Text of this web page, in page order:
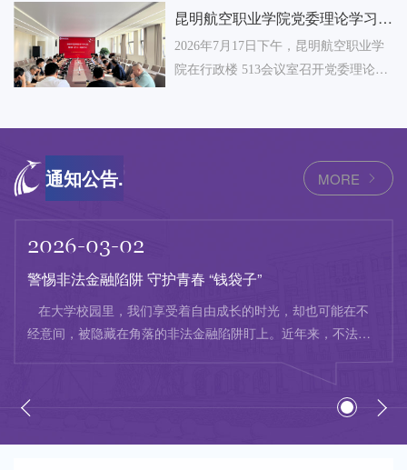
力、促进学校内涵式高质量发展，昆明
圆满开展为期5天的期末教职工集中培
训。
座谈会由校长范德华主持。学校党委书
记仲新、校长范德华、教务处、继续教
育学院相关负责人参会座谈。
昆明航空职业学院党委理论学习中
心组 开展第3次（扩大)集体学习
2026年7月17日下午，昆明航空职业学
院在行政楼 513会议室召开党委理论学
通知公告.
NOTICES MORE
2026-03-02
警惕非法金融陷阱 守护青春 “钱袋子”
在大学校园里，我们享受着自由成长的时光，却也可能在不
经意间，被隐藏在角落的非法金融陷阱盯上。近年来，不法分
手伸向校园，让不少同学的青春和钱包双双 “受伤”。今天，就
让我们一起擦亮双眼，认清这些常见的非法金融套路，筑牢校
“这些“坑”，千万别踩”1、伪装成 “低息贷款” 的校园